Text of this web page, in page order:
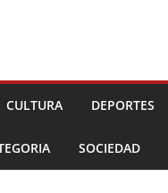
CULTURA DEPORTES
SOCIEDAD